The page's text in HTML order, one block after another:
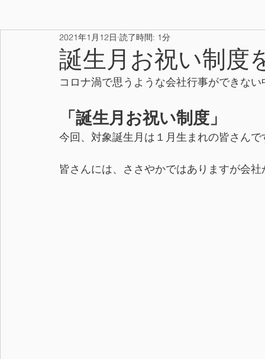
誕生月お祝い制度
2021年1月12日 読了時間: 1分
コロナ渦で思うような会社行事ができな
「誕生月お祝い制度」
今回、対象誕生月は１月生まれの皆さん
皆さんには、ささやかではありますが会